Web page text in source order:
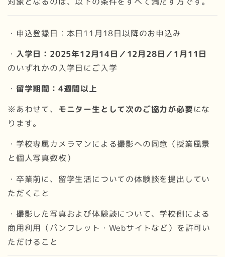
・申込登録日：本日11月18日以降のお申込み
・ 入学日：2025年12月14日／12月28日／1月11日
のいずれかの入学日にご入学
・ 留学期間：4週間以上
※あわせて、 モニター生として次のご協力が必要にな
ります。
・学校専属カメラマンによる撮影への同意（授業風景
と個人写真数枚）
・卒業前に、留学生活についての体験談を提出してい
ただくこと
・撮影した写真および体験談について、学校側による
商用利用（パンフレット・Webサイトなど）を許可い
ただけること